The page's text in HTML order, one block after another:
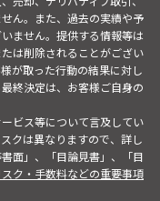
ん。また、過去の実績や予
ません。提供する情報等は
は削除されることがござい
が取った行動の結果に対し
終決定は、お客様ご自身の
ビス等について言及してい
クは異なりますので、詳し
面」、「目論見書」、「目
スク・手数料などの重要事項